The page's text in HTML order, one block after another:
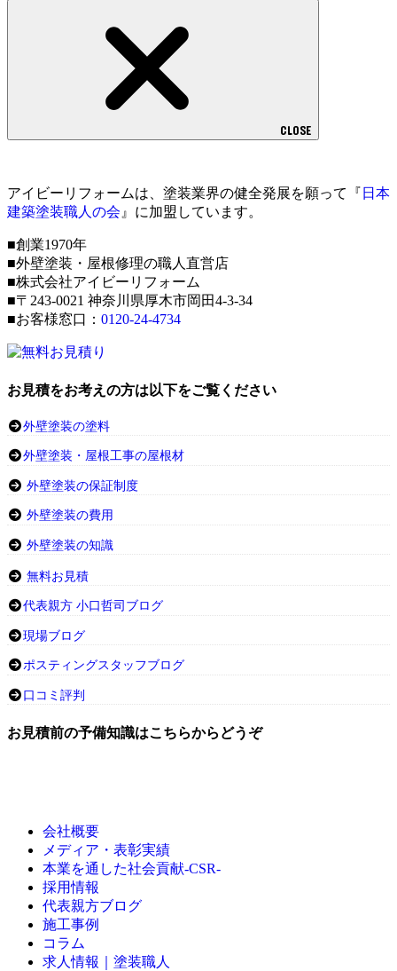
CLOSE
アイビーリフォームは、塗装業界の健全発展を願って『 日本
建築塗装職人の会 』に加盟しています。
■創業1970年
■外壁塗装・屋根修理の職人直営店
■株式会社アイビーリフォーム
■〒243-0021 神奈川県厚木市岡田4-3-34
■お客様窓口： 0120-24-4734
お見積をお考えの方は以下をご覧ください
外壁塗装の塗料
外壁塗装・屋根工事の屋根材
外壁塗装の保証制度
外壁塗装の費用
外壁塗装の知識
無料お見積
代表親方 小口哲司ブログ
現場ブログ
ポスティングスタッフブログ
口コミ評判
お見積前の予備知識はこちらからどうぞ
会社概要
メディア・表彰実績
本業を通した社会貢献-CSR-
採用情報
代表親方ブログ
施工事例
コラム
求人情報｜塗装職人